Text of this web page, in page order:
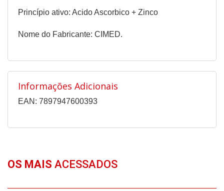
Princípio ativo: Acido Ascorbico + Zinco
Nome do Fabricante: CIMED.
Informações Adicionais
EAN: 7897947600393
OS MAIS ACESSADOS